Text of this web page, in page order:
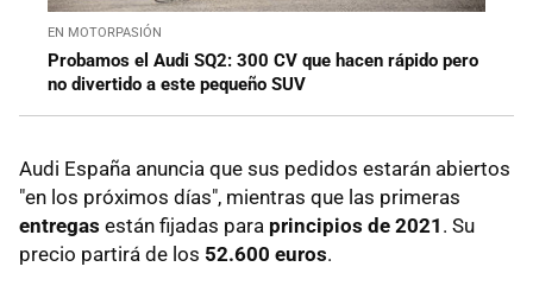
EN MOTORPASIÓN
Probamos el Audi SQ2: 300 CV que hacen rápido pero
no divertido a este pequeño SUV
Audi España anuncia que sus pedidos estarán abiertos
"en los próximos días", mientras que las primeras
entregas están fijadas para principios de 2021 . Su
precio partirá de los 52.600 euros.